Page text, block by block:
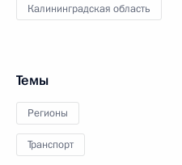
Калининградская область
Темы
Регионы
Транспорт